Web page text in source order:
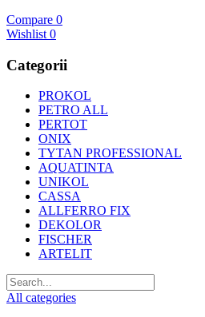
Compare 0
Wishlist 0
Categorii
PROKOL
PETRO ALL
PERTOT
ONIX
TYTAN PROFESSIONAL
AQUATINTA
UNIKOL
CASSA
ALLFERRO FIX
DEKOLOR
FISCHER
ARTELIT
All categories